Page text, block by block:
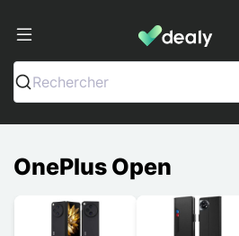
Dealy -
Rechercher
OnePlus Open